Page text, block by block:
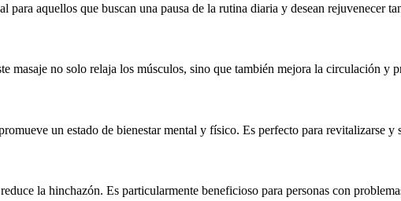
aquellos que buscan una pausa de la rutina diaria y desean rejuvenecer
masaje no solo relaja los músculos, sino que también mejora la circulación y
un estado de bienestar mental y físico. Es perfecto para revitalizarse y
la hinchazón. Es particularmente beneficioso para personas con